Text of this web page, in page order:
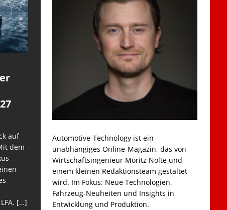
auf
dem
[…]
Automotive-Technology ist ein
unabhängiges Online-Magazin, das von
Wirtschaftsingenieur Moritz Nolte und
einem kleinen Redaktionsteam gestaltet
wird. Im Fokus: Neue Technologien,
Fahrzeug-Neuheiten und Insights in
Entwicklung und Produktion.